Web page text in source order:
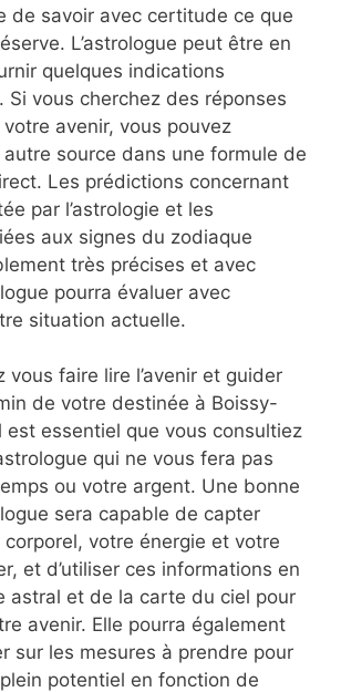
de savoir avec certitude ce que
L’astrologue peut être en
quelques indications
Si vous cherchez des réponses
avenir, vous pouvez
source dans une formule de
Les prédictions concernant
par l’astrologie et les
aux signes du zodiaque
très précises et avec
pourra évaluer avec
situation actuelle.
vous faire lire l’avenir et guider
de votre destinée à Boissy-
est essentiel que vous consultiez
qui ne vous fera pas
ou votre argent. Une bonne
sera capable de capter
votre énergie et votre
et d’utiliser ces informations en
astral et de la carte du ciel pour
avenir. Elle pourra également
sur les mesures à prendre pour
potentiel en fonction de